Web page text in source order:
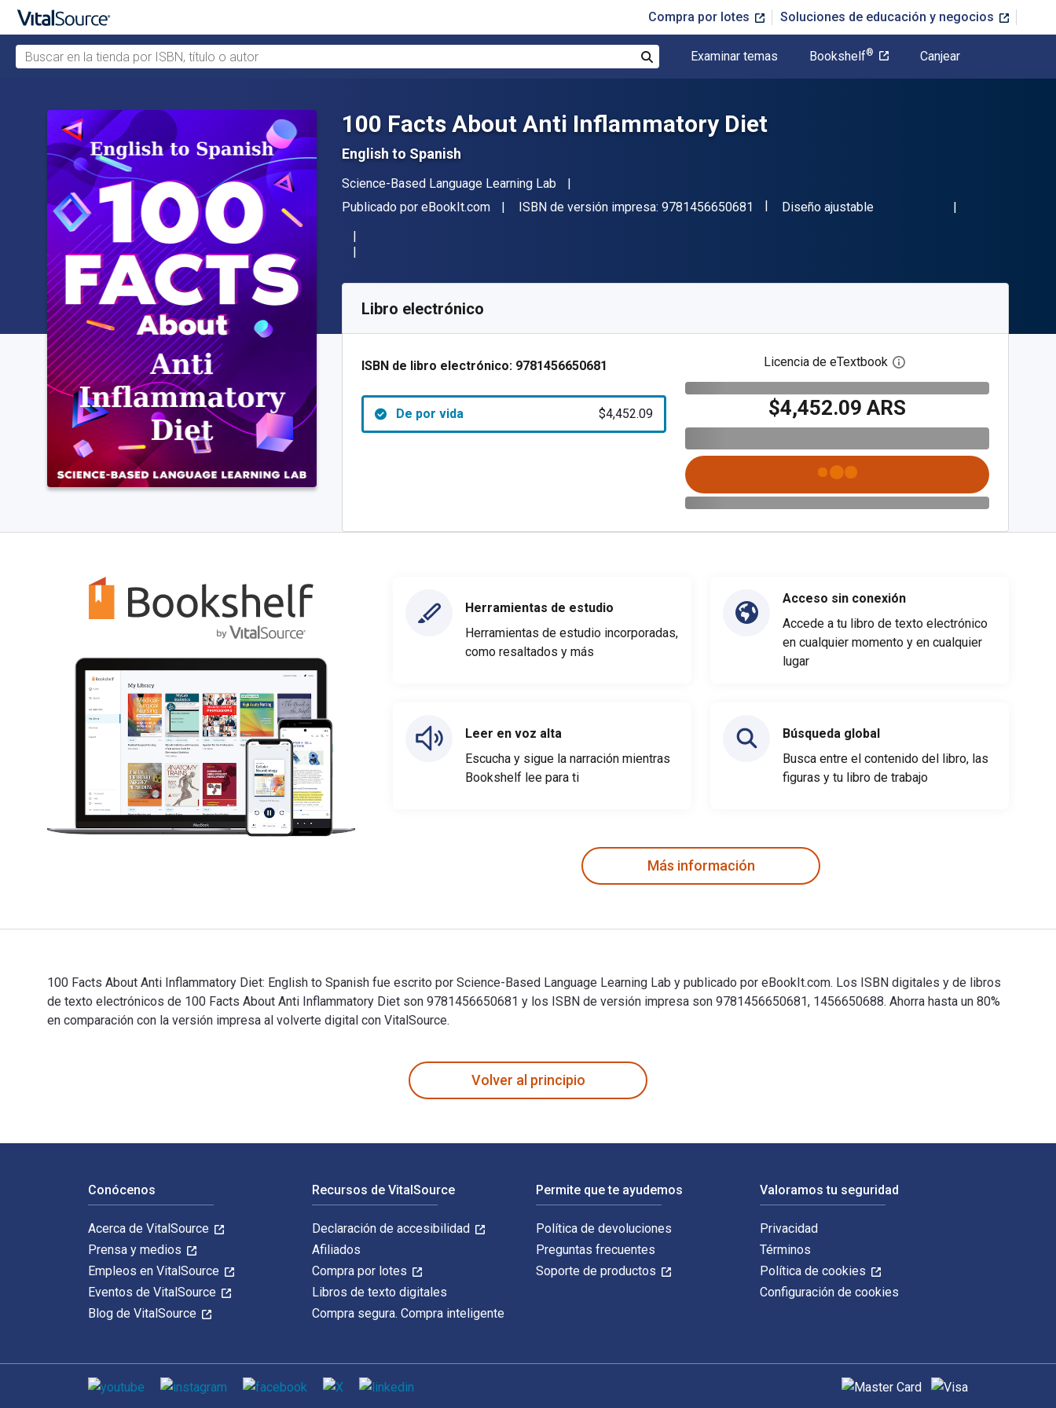
Compra por lotes Soluciones de educación y negocios
Buscar en la tienda por ISBN, título o autor
Examinar temas Bookshelf® Canjear
100 Facts About Anti Inflammatory Diet
English to Spanish
Autor(es)
Science-Based Language Learning Lab
Editor
Publicado por eBookIt.com ISBN de versión impresa: 9781456650681 "ISBN-13 9781456650681"
Formato
Diseño ajustable
SKU:
Libro electrónico
ISBN de libro electrónico: 9781456650681
De por vida $4,452.09
Licencia de eTextbook Abre el cuadro de diálogo
$4,452.09 ARS
Herramientas de estudio
Herramientas de estudio incorporadas,
como resaltados y más
Leer en voz alta
Escucha y sigue la narración mientras
Bookshelf lee para ti
Acceso sin conexión
Accede a tu libro de texto electrónico
en cualquier momento y en cualquier
lugar
Búsqueda global
Busca entre el contenido del libro, las
figuras y tu libro de trabajo
Más información
100 Facts About Anti Inflammatory Diet: English to Spanish fue escrito por Science-Based Language Learning Lab y publicado por eBookIt.com. Los ISBN digitales y de libros
de texto electrónicos de 100 Facts About Anti Inflammatory Diet son 9781456650681 y los ISBN de versión impresa son 9781456650681, 1456650688. Ahorra hasta un 80%
en comparación con la versión impresa al volverte digital con VitalSource.
Volver al principio
Conócenos
Acerca de VitalSource
Prensa y medios
Empleos en VitalSource
Eventos de VitalSource
Blog de VitalSource
Recursos de VitalSource
Declaración de accesibilidad
Afiliados
Compra por lotes
Libros de texto digitales
Compra segura. Compra inteligente
Permite que te ayudemos
Política de devoluciones
Preguntas frecuentes
Soporte de productos
Valoramos tu seguridad
Privacidad
Términos
Política de cookies
Configuración de cookies
Medios de comunicación social Métodos de pago admitidos